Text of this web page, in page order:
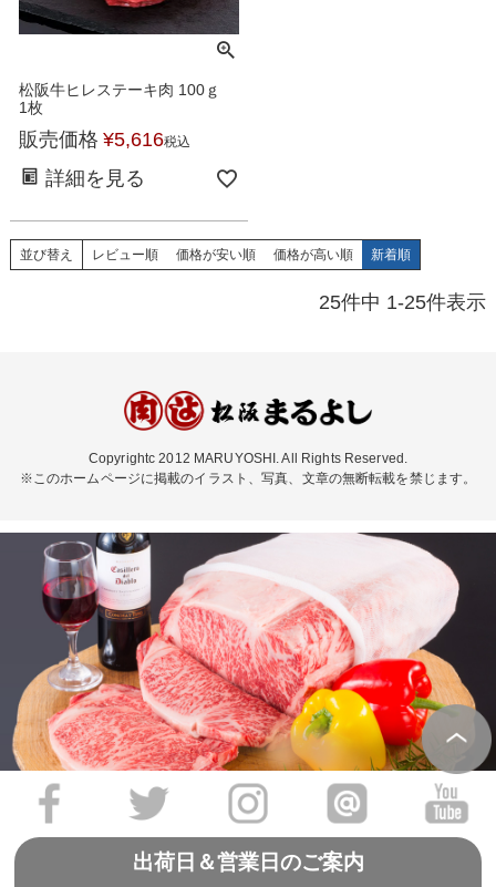
松阪牛ヒレステーキ肉 100ｇ
1枚
販売価格 ¥5,616税込
詳細を見る
並び替え レビュー順 価格が安い順 価格が高い順 新着順
25件中 1-25件表示
Copyrightc 2012 MARUYOSHI. All Rights Reserved.
※このホームページに掲載のイラスト、写真、文章の無断転載を禁じます。
出荷日＆営業日のご案内